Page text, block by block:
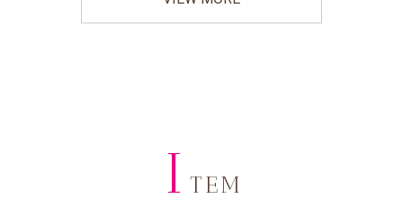
I TEM